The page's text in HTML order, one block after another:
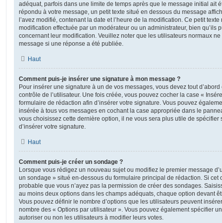
adéquat, parfois dans une limite de temps après que le message initial ait
répondu à votre message, un petit texte situé en dessous du message
l’avez modifié, contenant la date et l’heure de la modification. Ce petit texte
modification effectuée par un modérateur ou un administrateur, bien qu’ils
concernant leur modification. Veuillez noter que les utilisateurs normaux
message si une réponse a été publiée.
Haut
Comment puis-je insérer une signature à mon message ?
Pour insérer une signature à un de vos messages, vous devez tout
contrôle de l’utilisateur. Une fois créée, vous pouvez cocher la case «
formulaire de rédaction afin d’insérer votre signature. Vous pouvez
insérée à tous vos messages en cochant la case appropriée dans le
vous choisissez cette dernière option, il ne vous sera plus utile de
d’insérer votre signature.
Haut
Comment puis-je créer un sondage ?
Lorsque vous rédigez un nouveau sujet ou modifiez le premier message
un sondage » situé en-dessous du formulaire principal de rédaction. Si cet
probable que vous n’ayez pas la permission de créer des sondages.
au moins deux options dans les champs adéquats, chaque option devant
Vous pouvez définir le nombre d’options que les utilisateurs peuvent
nombre des « Options par utilisateur ». Vous pouvez également spécifier
autoriser ou non les utilisateurs à modifier leurs votes.